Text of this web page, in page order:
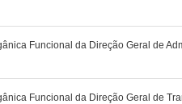
Funcional da Direção Geral de
Funcional da Direção Geral de